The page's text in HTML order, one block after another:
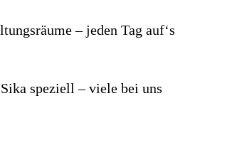
– jeden Tag auf‘s
speziell – viele bei uns